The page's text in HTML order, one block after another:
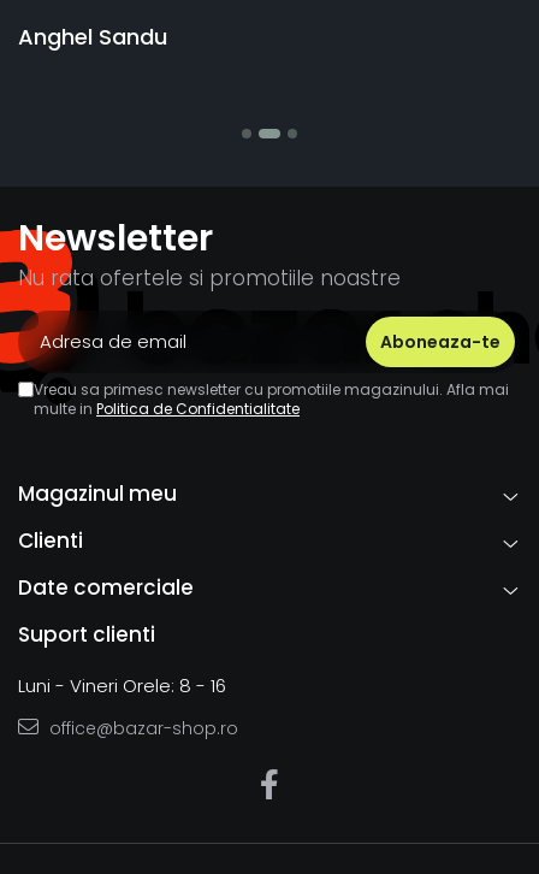
banii pentru 1 bucata, Multumesc
Newsletter
Nu rata ofertele si promotiile noastre
Vreau sa primesc newsletter cu promotiile magazinului. Afla mai
multe in Politica de Confidentialitate
Magazinul meu
Clienti
Date comerciale
Suport clienti
Luni - Vineri Orele: 8 - 16
office@bazar-shop.ro